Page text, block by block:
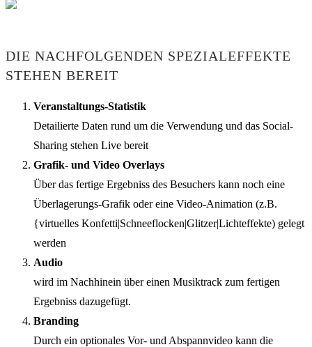
DIE NACHFOLGENDEN SPEZIALEFFEKTE
STEHEN BEREIT
Veranstaltungs-Statistik
Detailierte Daten rund um die Verwendung und das Social-
Sharing stehen Live bereit
Grafik- und Video Overlays
Über das fertige Ergebniss des Besuchers kann noch eine
Überlagerungs-Grafik oder eine Video-Animation (z.B.
{virtuelles Konfetti|Schneeflocken|Glitzer|Lichteffekte) gelegt
werden
Audio
wird im Nachhinein über einen Musiktrack zum fertigen
Ergebniss dazugefügt.
Branding
Durch ein optionales Vor- und Abspannvideo kann die